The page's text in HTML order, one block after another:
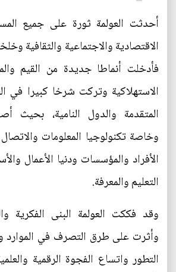
أحدثت العولمة ثورة على جميع
الاقتصادية والاجتماعية والثقافية
فأدخلت أنماطا جديدة من القيم
الاستهلاكية وتركت شرخا كبيرا في
المتقدمة والدول النامية، بحيث
وخاصة تكنولوجيا المعلومات
الأفراد والمؤسسات ودنيا الأعمال
التعليم والمعرفة.
وقد فككت العولمة البنى الفكرية
وأثرت على طرق التصرف في
التطور واتساع الفجوة الرقمية